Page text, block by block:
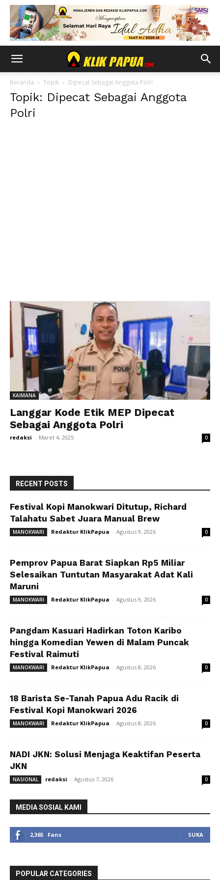
Beranda Topik Dipecat Sebagai Anggota Polri
Topik: Dipecat Sebagai Anggota
Polri
KAIMANA
Langgar Kode Etik MEP Dipecat
Sebagai Anggota Polri
redaksi - Maret 4, 2025 0
RECENT POSTS
Festival Kopi Manokwari Ditutup, Richard
Talahatu Sabet Juara Manual Brew
MANOKWARI Redaktur KlikPapua - Agustus 9, 2026 0
Pemprov Papua Barat Siapkan Rp5 Miliar
Selesaikan Tuntutan Masyarakat Adat Kali
Maruni
MANOKWARI Redaktur KlikPapua - Agustus 9, 2026 0
Pangdam Kasuari Hadirkan Toton Karibo
hingga Komedian Yewen di Malam Puncak
Festival Raimuti
MANOKWARI Redaktur KlikPapua - Agustus 8, 2026 0
18 Barista Se-Tanah Papua Adu Racik di
Festival Kopi Manokwari 2026
MANOKWARI Redaktur KlikPapua - Agustus 8, 2026 0
NADI JKN: Solusi Menjaga Keaktifan Peserta
JKN
NASIONAL redaksi - Agustus 7, 2026 0
MEDIA SOSIAL KAMI
2,365 Fans SUKA
POPULAR CATEGORIES